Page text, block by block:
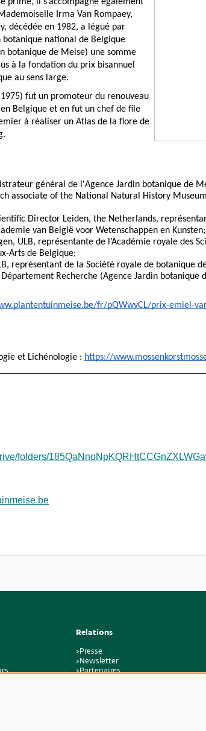
Irma Van Rompaey,
décédée en 1982, a légué par
botanique national de Belgique
botanique de Meise) une somme
à la fondation du prix bisannuel
au sens large.
fut un promoteur du renouveau
Belgique et en fut un chef de file
à réaliser un Atlas de la flore de
général de l'Agence Jardin botanique de
associate of the National Natural History
Director Leiden, the Netherlands,
van België voor Wetenschappen en Kunsten;
ULB, représentante de l’Académie royale des
Arts de Belgique;
représentant de la Société royale de botanique
Recherche (Agence Jardin botanique
fr/pQWwvCL/prix-emiel-
et Lichénologie : https://
folders/
Relations
>Presse
>Newsletter
>Partenaires